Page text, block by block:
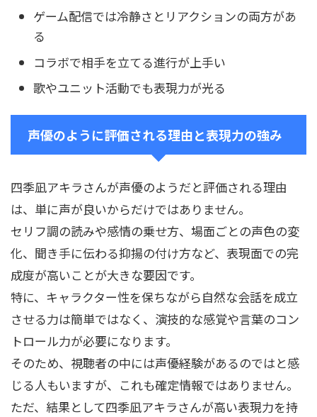
ゲーム配信では冷静さとリアクションの両方があ
る
コラボで相手を立てる進行が上手い
歌やユニット活動でも表現力が光る
声優のように評価される理由と表現力の強み
四季凪アキラさんが声優のようだと評価される理由
は、単に声が良いからだけではありません。
セリフ調の読みや感情の乗せ方、場面ごとの声色の変
化、聞き手に伝わる抑揚の付け方など、表現面での完
成度が高いことが大きな要因です。
特に、キャラクター性を保ちながら自然な会話を成立
させる力は簡単ではなく、演技的な感覚や言葉のコン
トロール力が必要になります。
そのため、視聴者の中には声優経験があるのではと感
じる人もいますが、これも確定情報ではありません。
ただ、結果として四季凪アキラさんが高い表現力を持